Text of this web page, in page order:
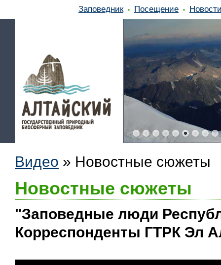
Заповедник Посещение
Видео » Новостные сюжеты
Новостные сюжеты
"Заповедные люди
Корреспонденты ГТРК Эл